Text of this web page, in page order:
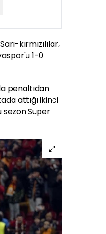
kırmızılılar,
1-0
penaltıdan
attığı ikinci
sezon Süper